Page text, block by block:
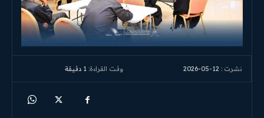
نشرت : 2026-05-12 وقت القراءة: 1 دقيقة